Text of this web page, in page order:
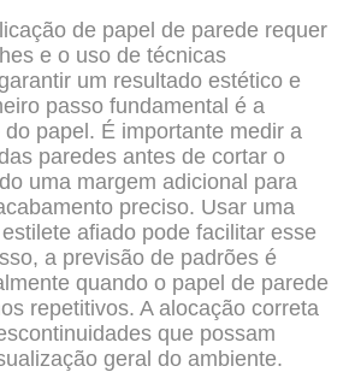
de papel de parede requer
e o uso de técnicas
um resultado estético e
passo fundamental é a
papel. É importante medir a
paredes antes de cortar o
uma margem adicional para
preciso. Usar uma
afiado pode facilitar esse
a previsão de padrões é
quando o papel de parede
repetitivos. A alocação correta
que possam
geral do ambiente.